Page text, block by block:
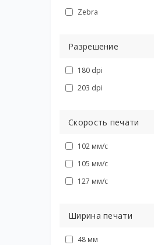
Zebra
Разрешение
180 dpi
203 dpi
Скорость печати
102 мм/с
105 мм/с
127 мм/с
Ширина печати
48 мм